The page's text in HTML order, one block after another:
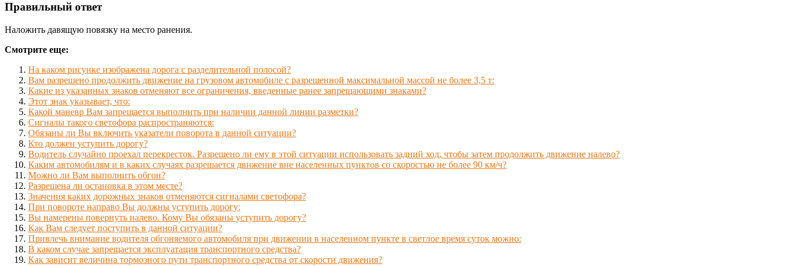
Правильный ответ
Наложить давящую повязку на место ранения.
Смотрите еще:
На каком рисунке изображена дорога с разделительной полосой?
Вам разрешено продолжить движение на грузовом автомобиле с разрешенной максимальной массой не более 3,5 т:
Какие из указанных знаков отменяют все ограничения, введенные ранее запрещающими знаками?
Этот знак указывает, что:
Какой маневр Вам запрещается выполнить при наличии данной линии разметки?
Сигналы такого светофора распространяются:
Обязаны ли Вы включить указатели поворота в данной ситуации?
Кто должен уступить дорогу?
Водитель случайно проехал перекресток. Разрешено ли ему в этой ситуации использовать задний ход, чтобы затем продолжить движение налево?
Каким автомобилям и в каких случаях разрешается движение вне населенных пунктов со скоростью не более 90 км/ч?
Можно ли Вам выполнить обгон?
Разрешена ли остановка в этом месте?
Значения каких дорожных знаков отменяются сигналами светофора?
При повороте направо Вы должны уступить дорогу:
Вы намерены повернуть налево. Кому Вы обязаны уступить дорогу?
Как Вам следует поступить в данной ситуации?
Привлечь внимание водителя обгоняемого автомобиля при движении в населенном пункте в светлое время суток можно:
В каком случае запрещается эксплуатация транспортного средства?
Как зависит величина тормозного пути транспортного средства от скорости движения?